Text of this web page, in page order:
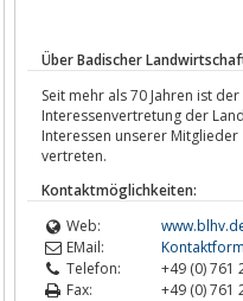
Über Badischer
Seit mehr als 70 Jahren ist
Interessenvertretung der
Interessen unserer
vertreten.
Kontaktmöglichkeiten:
Web:
EMail:
Telefon:
+49 (0) 761
Fax:
+49 (0) 761